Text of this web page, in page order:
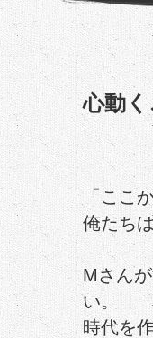
心動
「ここ
俺たち
Mさん
い。
時代を